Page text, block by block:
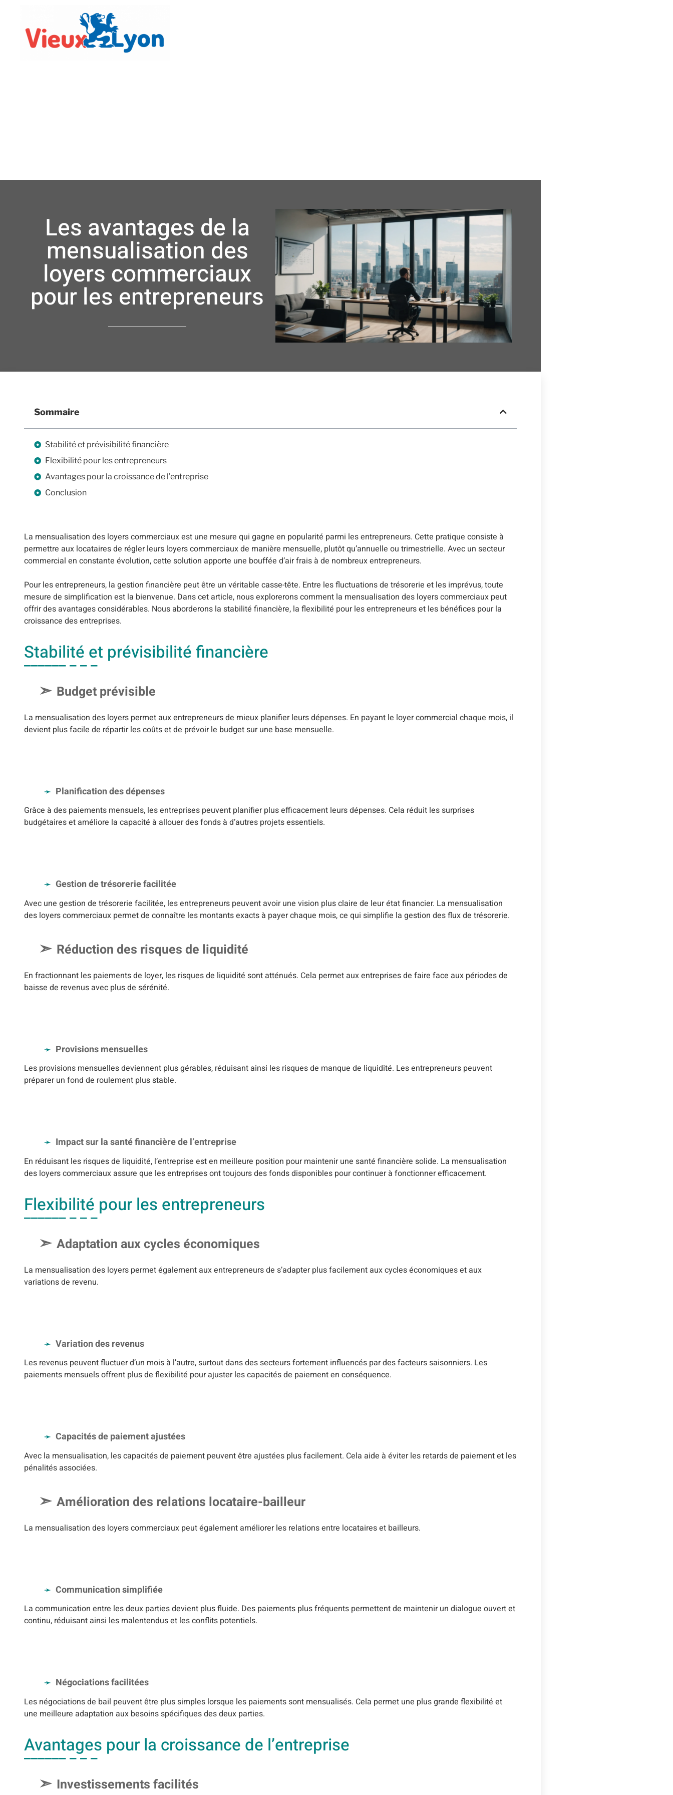
Les avantages de la
mensualisation des
loyers commerciaux
pour les entrepreneurs
Sommaire
Stabilité et prévisibilité financière
Flexibilité pour les entrepreneurs
Avantages pour la croissance de l’entreprise
Conclusion
La mensualisation des loyers commerciaux est une mesure qui gagne en popularité parmi les entrepreneurs. Cette pratique consiste à
permettre aux locataires de régler leurs loyers commerciaux de manière mensuelle, plutôt qu’annuelle ou trimestrielle. Avec un secteur
commercial en constante évolution, cette solution apporte une bouffée d’air frais à de nombreux entrepreneurs.
Pour les entrepreneurs, la gestion financière peut être un véritable casse-tête. Entre les fluctuations de trésorerie et les imprévus, toute
mesure de simplification est la bienvenue. Dans cet article, nous explorerons comment la mensualisation des loyers commerciaux peut
offrir des avantages considérables. Nous aborderons la stabilité financière, la flexibilité pour les entrepreneurs et les bénéfices pour la
croissance des entreprises.
Stabilité et prévisibilité financière
Budget prévisible
La mensualisation des loyers permet aux entrepreneurs de mieux planifier leurs dépenses. En payant le loyer commercial chaque mois, il
devient plus facile de répartir les coûts et de prévoir le budget sur une base mensuelle.
Planification des dépenses
Grâce à des paiements mensuels, les entreprises peuvent planifier plus efficacement leurs dépenses. Cela réduit les surprises
budgétaires et améliore la capacité à allouer des fonds à d’autres projets essentiels.
Gestion de trésorerie facilitée
Avec une gestion de trésorerie facilitée, les entrepreneurs peuvent avoir une vision plus claire de leur état financier. La mensualisation
des loyers commerciaux permet de connaître les montants exacts à payer chaque mois, ce qui simplifie la gestion des flux de trésorerie.
Réduction des risques de liquidité
En fractionnant les paiements de loyer, les risques de liquidité sont atténués. Cela permet aux entreprises de faire face aux périodes de
baisse de revenus avec plus de sérénité.
Provisions mensuelles
Les provisions mensuelles deviennent plus gérables, réduisant ainsi les risques de manque de liquidité. Les entrepreneurs peuvent
préparer un fond de roulement plus stable.
Impact sur la santé financière de l’entreprise
En réduisant les risques de liquidité, l’entreprise est en meilleure position pour maintenir une santé financière solide. La mensualisation
des loyers commerciaux assure que les entreprises ont toujours des fonds disponibles pour continuer à fonctionner efficacement.
Flexibilité pour les entrepreneurs
Adaptation aux cycles économiques
La mensualisation des loyers permet également aux entrepreneurs de s’adapter plus facilement aux cycles économiques et aux
variations de revenu.
Variation des revenus
Les revenus peuvent fluctuer d’un mois à l’autre, surtout dans des secteurs fortement influencés par des facteurs saisonniers. Les
paiements mensuels offrent plus de flexibilité pour ajuster les capacités de paiement en conséquence.
Capacités de paiement ajustées
Avec la mensualisation, les capacités de paiement peuvent être ajustées plus facilement. Cela aide à éviter les retards de paiement et les
pénalités associées.
Amélioration des relations locataire-bailleur
La mensualisation des loyers commerciaux peut également améliorer les relations entre locataires et bailleurs.
Communication simplifiée
La communication entre les deux parties devient plus fluide. Des paiements plus fréquents permettent de maintenir un dialogue ouvert et
continu, réduisant ainsi les malentendus et les conflits potentiels.
Négociations facilitées
Les négociations de bail peuvent être plus simples lorsque les paiements sont mensualisés. Cela permet une plus grande flexibilité et
une meilleure adaptation aux besoins spécifiques des deux parties.
Avantages pour la croissance de l’entreprise
Investissements facilités